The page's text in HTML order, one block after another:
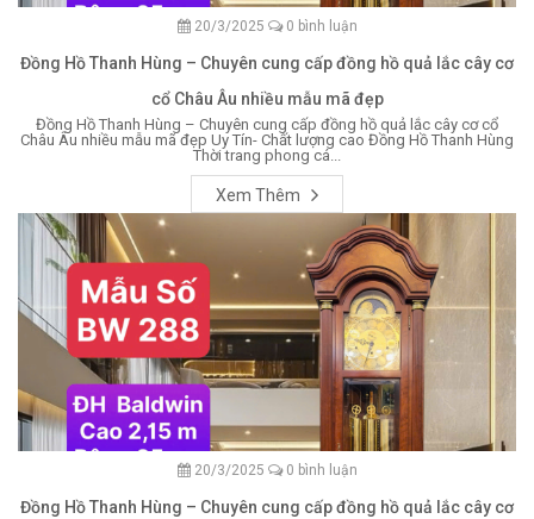
20/3/2025 0 bình luận
Đồng Hồ Thanh Hùng – Chuyên cung cấp đồng hồ quả lắc cây cơ
cổ Châu Âu nhiều mẫu mã đẹp
Đồng Hồ Thanh Hùng – Chuyên cung cấp đồng hồ quả lắc cây cơ cổ
Châu Âu nhiều mẫu mã đẹp Uy Tín- Chất lượng cao Đồng Hồ Thanh Hùng
Thời trang phong cá...
Xem Thêm
20/3/2025 0 bình luận
Đồng Hồ Thanh Hùng – Chuyên cung cấp đồng hồ quả lắc cây cơ